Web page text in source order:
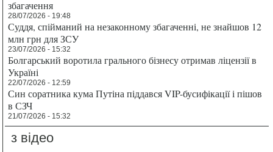
збагачення
28/07/2026 - 19:48
Суддя, спійманий на незаконному збагаченні, не знайшов 12
млн грн для ЗСУ
23/07/2026 - 15:32
Болгарський воротила грального бізнесу отримав ліцензії в
Україні
22/07/2026 - 12:59
Син соратника кума Путіна піддався VIP-бусифікації і пішов
в СЗЧ
21/07/2026 - 15:32
з відео